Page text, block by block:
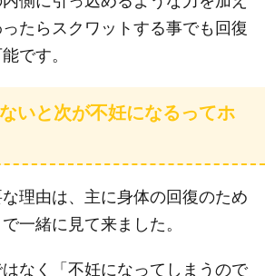
たらスクワットする事でも回復
です。
いと次が不妊になるってホ
理由は、主に身体の回復のため
一緒に見て来ました。
なく「不妊になってしまうので